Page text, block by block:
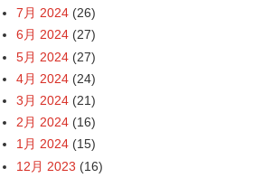
7月 2024 (26)
6月 2024 (27)
5月 2024 (27)
4月 2024 (24)
3月 2024 (21)
2月 2024 (16)
1月 2024 (15)
12月 2023 (16)